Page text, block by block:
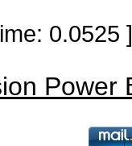
Power